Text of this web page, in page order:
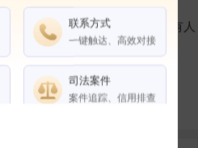
在外任职 作为受益所有人
合作伙伴
联系方式
一键触达、高效对接
司法案件
案件追踪、信用排查